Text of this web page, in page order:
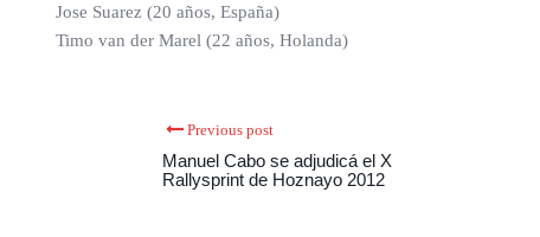
Jose Suarez (20 años, España)
Timo van der Marel (22 años, Holanda)
Previous post
Manuel Cabo se adjudicá el X
Rallysprint de Hoznayo 2012